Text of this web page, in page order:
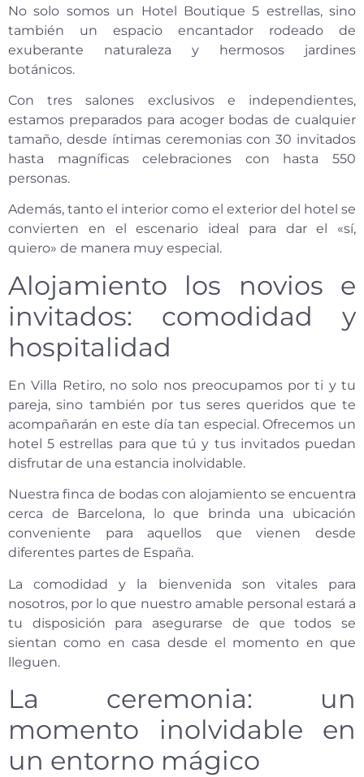
No solo somos un Hotel Boutique 5 estrellas, sino
también un espacio encantador rodeado de
exuberante naturaleza y hermosos jardines
botánicos.
Con tres salones exclusivos e independientes,
estamos preparados para acoger bodas de cualquier
tamaño, desde íntimas ceremonias con 30 invitados
hasta magníficas celebraciones con hasta 550
personas.
Además, tanto el interior como el exterior del hotel se
convierten en el escenario ideal para dar el «sí,
quiero» de manera muy especial.
Alojamiento los novios e
invitados: comodidad y
hospitalidad
En Villa Retiro, no solo nos preocupamos por ti y tu
pareja, sino también por tus seres queridos que te
acompañarán en este día tan especial. Ofrecemos un
hotel 5 estrellas para que tú y tus invitados puedan
disfrutar de una estancia inolvidable.
Nuestra finca de bodas con alojamiento se encuentra
cerca de Barcelona, lo que brinda una ubicación
conveniente para aquellos que vienen desde
diferentes partes de España.
La comodidad y la bienvenida son vitales para
nosotros, por lo que nuestro amable personal estará a
tu disposición para asegurarse de que todos se
sientan como en casa desde el momento en que
lleguen.
La ceremonia: un
momento inolvidable en
un entorno mágico